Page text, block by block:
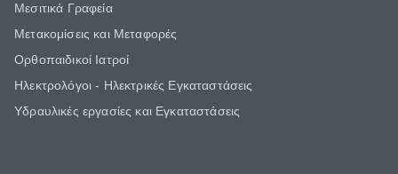
Μεσιτικά Γραφεία
Μετακομίσεις και Μεταφορές
Ορθοπαιδικοί Ιατροί
Ηλεκτρολόγοι - Ηλεκτρικές Εγκαταστάσεις
Υδραυλικές εργασίες και Εγκαταστάσεις